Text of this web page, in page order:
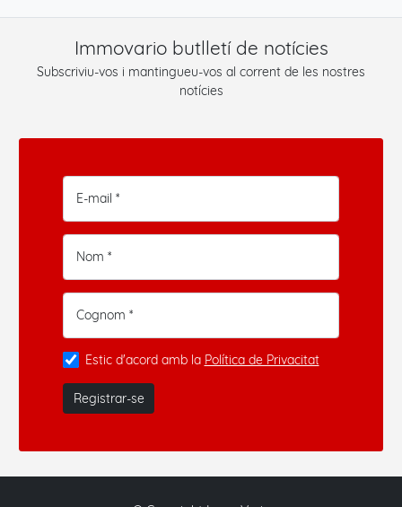
Immovario butlletí de notícies
Subscriviu-vos i mantingueu-vos al corrent de les nostres
notícies
E-mail *
Nom *
Cognom *
Estic d'acord amb la Política de Privacitat
Registrar-se